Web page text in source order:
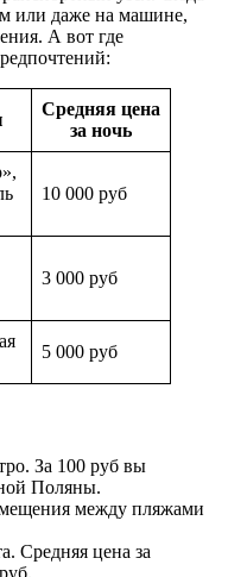
или даже на машине,
А вот где
Средняя цена
за ночь
10 000 руб
3 000 руб
5 000 руб
За 100 руб вы
Поляны.
между пляжами
Средняя цена за